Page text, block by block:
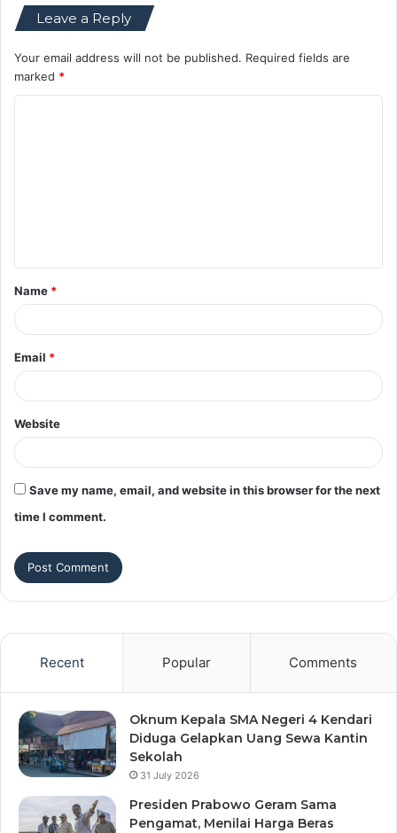
Leave a Reply
Your email address will not be published. Required fields are
marked *
t
*
Name *
Email *
Website
Save my name, email, and website in this browser for the next
time I comment.
Recent Popular Comments
Oknum Kepala SMA Negeri 4 Kendari
Diduga Gelapkan Uang Sewa Kantin
Sekolah
31 July 2026
Presiden Prabowo Geram Sama
Pengamat, Menilai Harga Beras